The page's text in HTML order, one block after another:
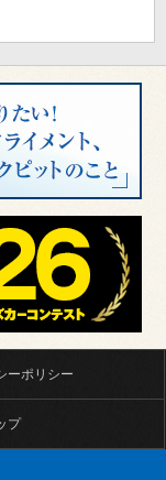
ーポリシー
プ